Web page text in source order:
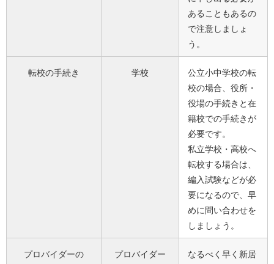
あることもあるの
で注意しましょ
う。
転校の手続き 学校
公立小中学校の転
校の場合、役所・
役場の手続きと在
籍校での手続きが
必要です。
私立学校・高校へ
転校する場合は、
編入試験などが必
要になるので、早
めに問い合わせを
しましょう。
プロバイダーの
プロバイダー
なるべく早く新居